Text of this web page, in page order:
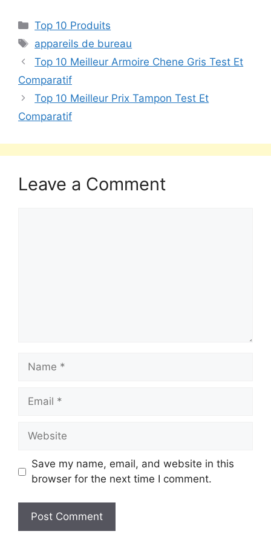
Top 10 Produits
appareils de bureau
Top 10 Meilleur Armoire Chene Gris Test Et
Comparatif
Top 10 Meilleur Prix Tampon Test Et
Comparatif
Leave a Comment
Save my name, email, and website in this
browser for the next time I comment.